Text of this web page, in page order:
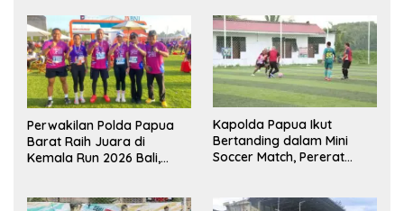
Perwakilan Polda Papua
Barat Raih Juara di
Kemala Run 2026 Bali,
Kapolda Papua Ikut
Bertanding dalam Mini
Soccer Match, Pererat